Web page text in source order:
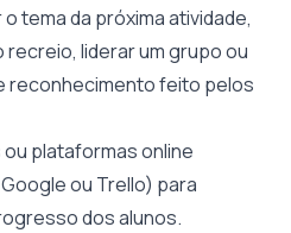
tema da próxima atividade,
liderar um grupo ou
reconhecimento feito pelos
plataformas online
ou Trello) para
dos alunos.